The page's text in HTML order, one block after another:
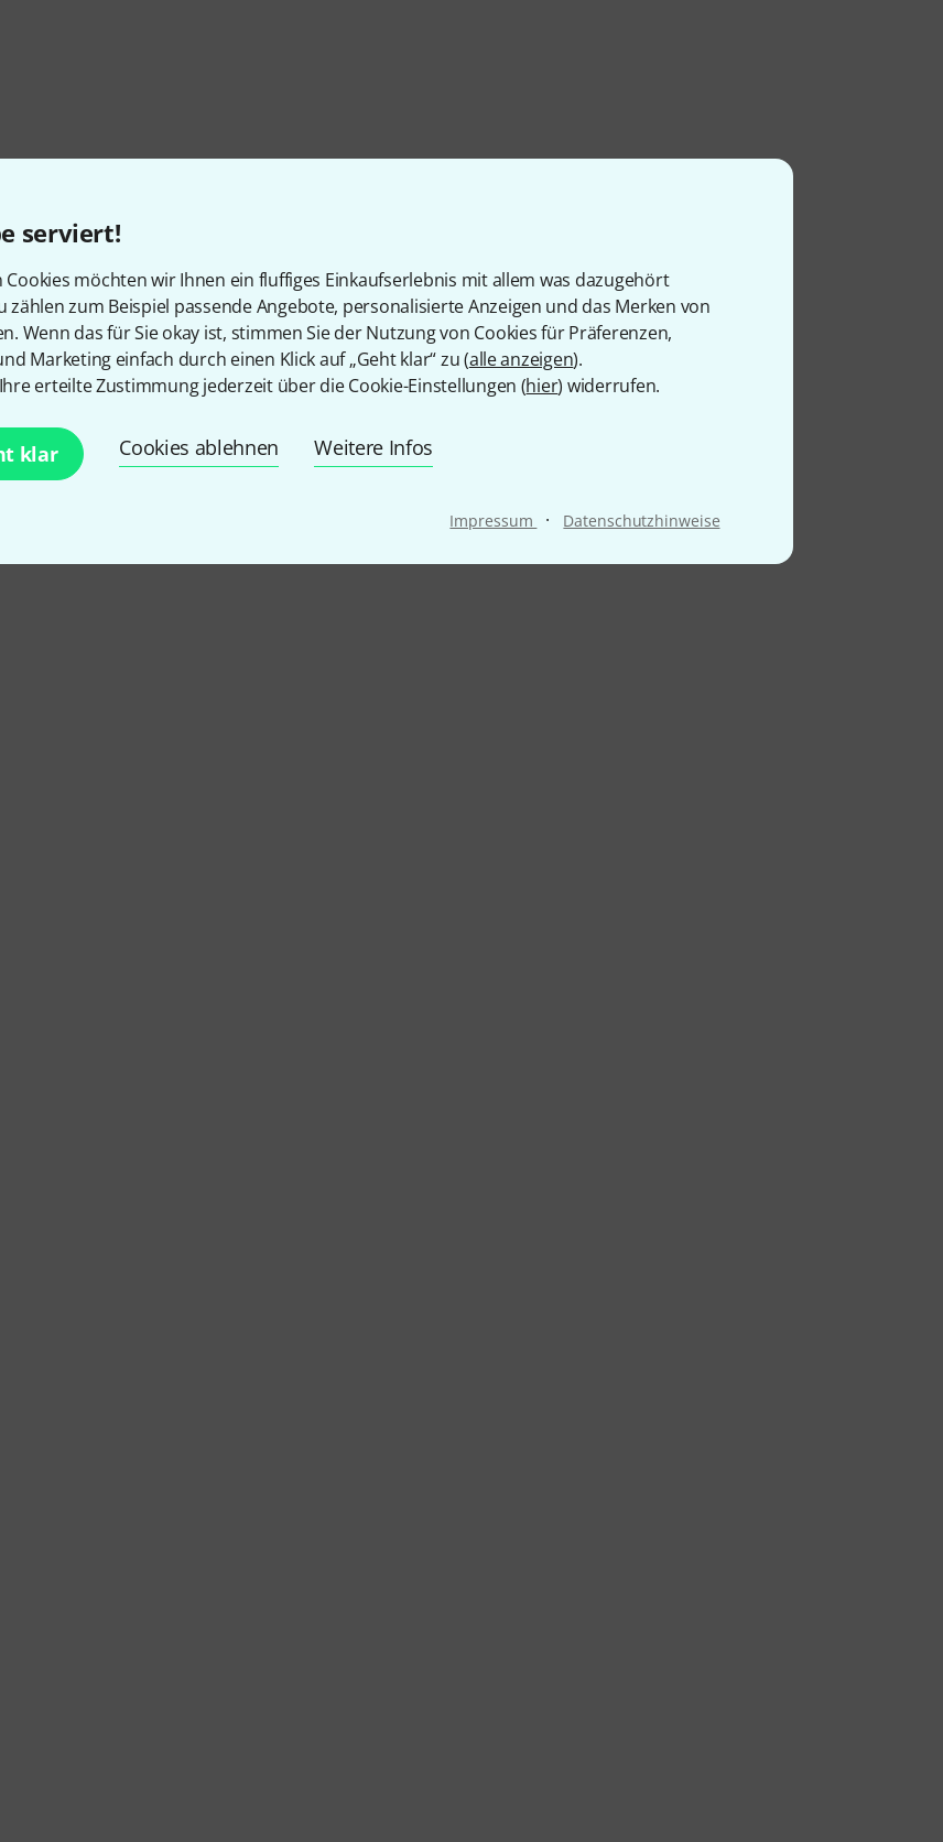
serviert!
Cookies möchten wir Ihnen ein fluffiges Einkaufserlebnis mit allem was dazugehört
zählen zum Beispiel passende Angebote, personalisierte Anzeigen und das Merken von
Wenn das für Sie okay ist, stimmen Sie der Nutzung von Cookies für Präferenzen,
Marketing einfach durch einen Klick auf „Geht klar“ zu (alle anzeigen).
erteilte Zustimmung jederzeit über die Cookie-Einstellungen (hier) widerrufen.
klar Cookies ablehnen Weitere Infos
Impressum · Datenschutzhinweise